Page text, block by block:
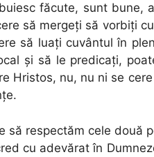
făcute, sunt bune,
să mergeţi să vorbiţi
să luaţi cuvântul în
şi să le predicaţi,
Hristos, nu, nu ni se
să respectăm cele două
cu adevărat în